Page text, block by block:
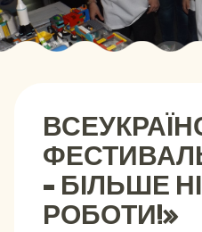
ФЕСТИВАЛЬ
– БІЛЬШЕ
РОБОТИ!»